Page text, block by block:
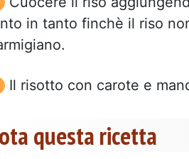
in tanto finchè il riso
Il risotto con carote e
questa ricetta